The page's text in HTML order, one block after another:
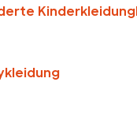
Kinderkleidung